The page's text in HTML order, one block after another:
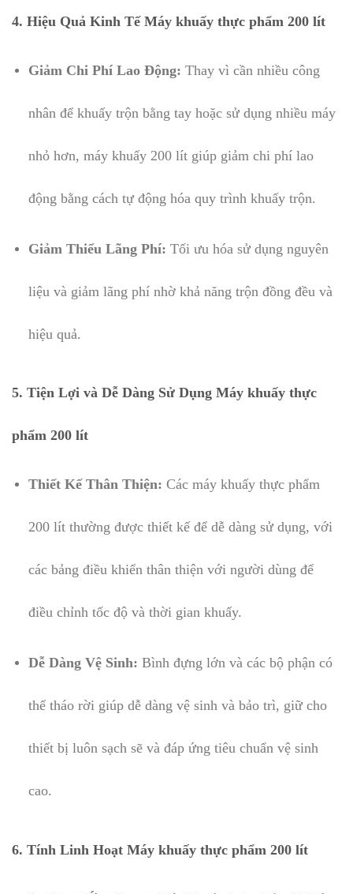
4. Hiệu Quả Kinh Tế Máy khuấy thực phẩm 200 lít
Giảm Chi Phí Lao Động: Thay vì cần nhiều công
nhân để khuấy trộn bằng tay hoặc sử dụng nhiều máy
nhỏ hơn, máy khuấy 200 lít giúp giảm chi phí lao
động bằng cách tự động hóa quy trình khuấy trộn.
Giảm Thiểu Lãng Phí: Tối ưu hóa sử dụng nguyên
liệu và giảm lãng phí nhờ khả năng trộn đồng đều và
hiệu quả.
5. Tiện Lợi và Dễ Dàng Sử Dụng Máy khuấy thực
phẩm 200 lít
Thiết Kế Thân Thiện: Các máy khuấy thực phẩm
200 lít thường được thiết kế để dễ dàng sử dụng, với
các bảng điều khiển thân thiện với người dùng để
điều chỉnh tốc độ và thời gian khuấy.
Dễ Dàng Vệ Sinh: Bình đựng lớn và các bộ phận có
thể tháo rời giúp dễ dàng vệ sinh và bảo trì, giữ cho
thiết bị luôn sạch sẽ và đáp ứng tiêu chuẩn vệ sinh
cao.
6. Tính Linh Hoạt Máy khuấy thực phẩm 200 lít